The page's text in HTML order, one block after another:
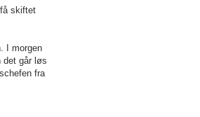
skiftet
I morgen
det går løs
fra